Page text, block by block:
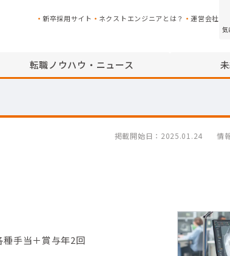
新卒採用サイト ネクストエンジニアとは？ 運営会社
気
転職ノウハウ・ニュース
掲載開始日 2025.01.24 情
種手当＋賞与年2回